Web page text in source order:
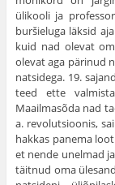
ülikooli ja
buršieluga läksid
kuid nad olevat
olevat aga pärinud
natsidega. 19.
teed ette
Maailmasõda nad
a. revolutsioonis,
hakkas panema
et nende unelmad
täitnud oma